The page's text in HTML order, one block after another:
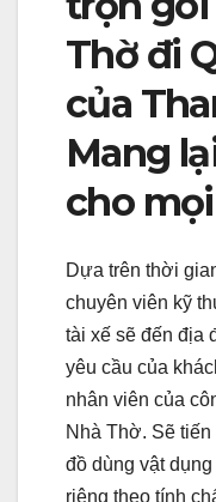
Thờ đi
của
Mang
cho
Dựa trên thời
chuyên viên kỹ
tài xế sẽ đến địa
yêu cầu của
nhân viên của
Nhà Thờ. Sẽ
đồ dùng vật
riêng theo tính